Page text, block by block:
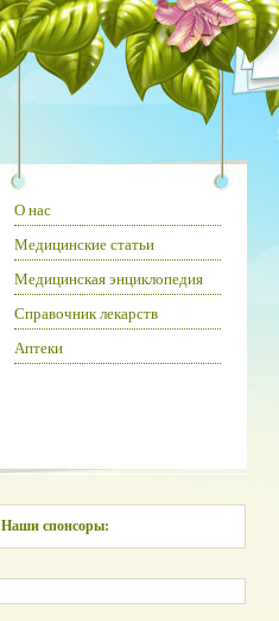
О нас
Медицинские статьи
Медицинская энциклопедия
Справочник лекарств
Аптеки
Наши спонсоры: